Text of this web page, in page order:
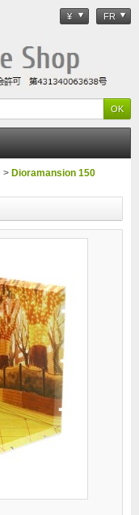
¥ FR
> Dioramansion 150